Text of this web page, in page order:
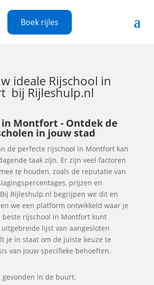
Boek rijles
ideale Rijschool in
bij Rijleshulp.nl
in Montfort - Ontdek de
in jouw stad
de perfecte rijschool in Montfort kan
taak zijn. Er zijn veel factoren
te houden, zoals de reputatie van
prijzen en
Rijleshulp.nl begrijpen we dit en
we een platform ontwikkeld waar je
beste rijschool in Montfort kunt
lijst van aangesloten
je in staat om de juiste keuze te
van jouw specifieke behoeften.
gevonden in de buurt.